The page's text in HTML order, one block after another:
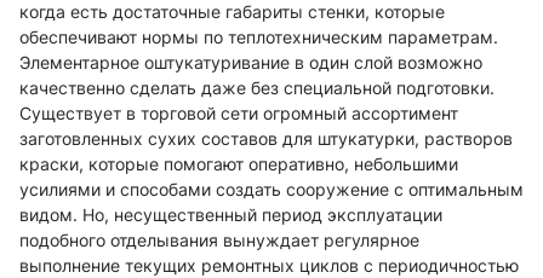
когда есть достаточные габариты стенки, которые
обеспечивают нормы по теплотехническим параметрам.
Элементарное оштукатуривание в один слой возможно
качественно сделать даже без специальной подготовки.
Существует в торговой сети огромный ассортимент
заготовленных сухих составов для штукатурки, растворов
краски, которые помогают оперативно, небольшими
усилиями и способами создать сооружение с оптимальным
видом. Но, несущественный период эксплуатации
подобного отделывания вынуждает регулярное
выполнение текущих ремонтных циклов с периодичностью